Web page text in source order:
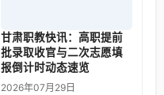
甘肃职教快讯：高职提前
批录取收官与二次志愿填
报倒计时动态速览
2026年07月29日